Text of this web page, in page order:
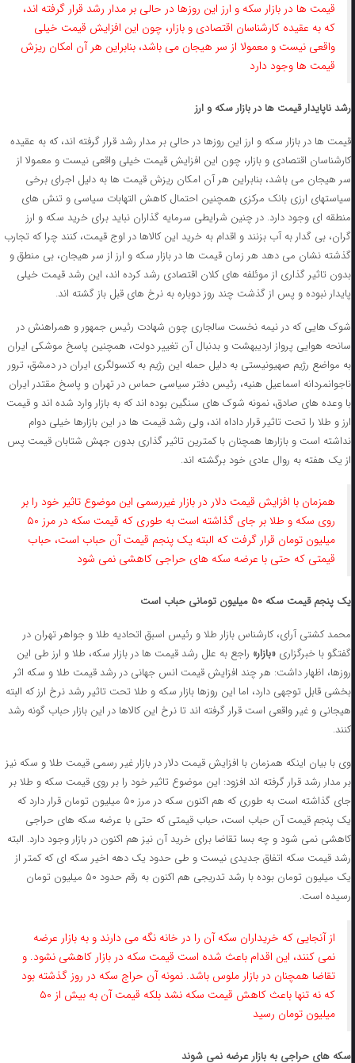
قیمت ها در بازار سکه و ارز این روزها در حالی بر مدار رشد قرار گرفته اند،
که به عقیده کارشناسان اقتصادی و بازار، چون این افزایش قیمت خیلی
واقعی نیست و معمولا از سر هیجان می باشد، بنابراین هر آن امکان ریزش
قیمت ها وجود دارد
رشد ناپایدار قیمت ها در بازار سکه و ارز
قیمت ها در بازار سکه و ارز این روزها در حالی بر مدار رشد قرار گرفته اند، که به عقیده
کارشناسان اقتصادی و بازار، چون این افزایش قیمت خیلی واقعی نیست و معمولا از
سر هیجان می باشد، بنابراین هر آن امکان ریزش قیمت ها به دلیل اجرای برخی
سیاستهای ارزی بانک مرکزی همچنین احتمال کاهش التهابات سیاسی و تنش های
منطقه ای وجود دارد. در چنین شرایطی سرمایه گذاران نباید برای خرید سکه و ارز
گران، بی گدار به آب بزنند و اقدام به خرید این کالاها در اوج قیمت، کنند چرا که تجارب
گذشته نشان می دهد هر زمان قیمت ها در بازار سکه و ارز از سر هیجان، بی منطق و
بدون تاثیر گذاری از موئلفه های کلان اقتصادی رشد کرده اند، این رشد قیمت خیلی
پایدار نبوده و پس از گذشت چند روز دوباره به نرخ های قبل باز گشته اند.
شوک هایی که در نیمه نخست سالجاری چون شهادت رئیس جمهور و همراهنش در
سانحه هوایی پرواز اردیبهشت و بدنبال آن تغییر دولت، همچنین پاسخ موشکی ایران
به مواضع رژیم صهیونیستی به دلیل حمله این رژیم به کنسولگری ایران در دمشق، ترور
ناجوانمردانه اسماعیل هنیه، رئیس دفتر سیاسی حماس در تهران و پاسخ مقتدر ایران
با وعده های صادق، نمونه شوک های سنگین بوده اند که به بازار وارد شده اند و قیمت
ارز و طلا را تحت تاثیر قرار داداه اند، ولی رشد قیمت ها در این بازارها خیلی دوام
نداشته است و بازارها همچنان با کمترین تاثیر گذاری بدون جهش شتابان قیمت پس
از یک هفته به روال عادی خود برگشته اند.
همزمان با افزایش قیمت دلار در بازار غیررسمی این موضوع تاثیر خود را بر
روی سکه و طلا بر جای گذاشته است به طوری که قیمت سکه در مرز ۵۰
میلیون تومان قرار گرفت که البته یک پنجم قیمت آن حباب است، حباب
قیمتی که حتی با عرضه سکه های حراجی کاهشی نمی شود
یک پنجم قیمت سکه ۵۰ میلیون تومانی حباب است
محمد کشتی آرای، کارشناس بازار طلا و رئیس اسبق اتحادیه طلا و جواهر تهران در
گفتگو با خبرگزاری «بازار» راجع به علل رشد قیمت ها در بازار سکه، طلا و ارز طی این
روزها، اظهار داشت: هر چند افزایش قیمت انس جهانی در رشد قیمت طلا و سکه اثر
بخشی قابل توجهی دارد، اما این روزها بازار سکه و طلا تحت تاثیر رشد نرخ ارز که البته
هیجانی و غیر واقعی است قرار گرفته اند تا نرخ این کالاها در این بازار حباب گونه رشد
کنند.
وی با بیان اینکه همزمان با افزایش قیمت دلار در بازار غیر رسمی قیمت طلا و سکه نیز
بر مدار رشد قرار گرفته اند افزود: این موضوع تاثیر خود را بر روی قیمت سکه و طلا بر
جای گذاشته است به طوری که هم اکنون سکه در مرز ۵۰ میلیون تومان قرار دارد که
یک پنجم قیمت آن حباب است، حباب قیمتی که حتی با عرضه سکه های حراجی
کاهشی نمی شود و چه بسا تقاضا برای خرید آن نیز هم اکنون در بازار وجود دارد. البته
رشد قیمت سکه اتفاق جدیدی نیست و طی حدود یک دهه اخیر سکه ای که کمتر از
یک میلیون تومان بوده با رشد تدریجی هم اکنون به رقم حدود ۵۰ میلیون تومان
رسیده است.
از آنجایی که خریداران سکه آن را در خانه نگه می دارند و به بازار عرضه
نمی کنند، این اقدام باعث شده است قیمت سکه در بازار کاهشی نشود. و
تقاضا همچنان در بازار ملوس باشد. نمونه آن حراج سکه در روز گذشته بود
که نه تنها باعث کاهش قیمت سکه نشد بلکه قیمت آن به بیش از ۵۰
میلیون تومان رسید
سکه های حراجی به بازار عرضه نمی شوند